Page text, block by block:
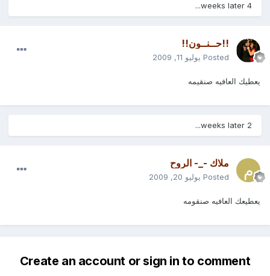
4 weeks later...
!!حــنــون!!
Posted يوليو 11, 2009
يعطيك العافيه صنقيمه
2 weeks later...
ملاك -_- الروح
Posted يوليو 20, 2009
يعطيعك العافيه صنقومه
Create an account or sign in to comment